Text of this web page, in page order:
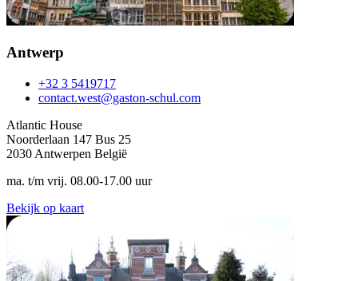
Antwerp
+32 3 5419717
contact.west@gaston-schul.com
Atlantic House
Noorderlaan 147 Bus 25
2030 Antwerpen België
ma. t/m vrij. 08.00-17.00 uur
Bekijk op kaart